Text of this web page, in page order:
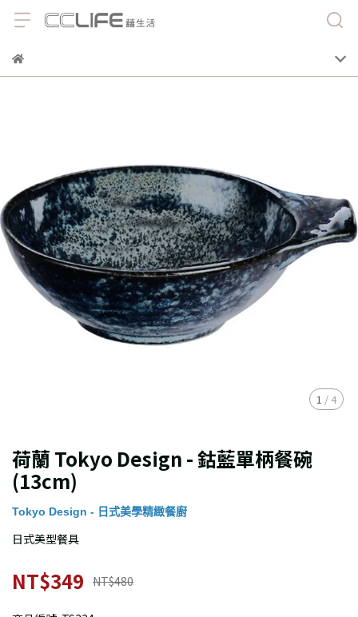
1 / 4
荷蘭 Tokyo Design - 鈷藍單柄餐碗
(13cm)
Tokyo Design - 日式美學精緻餐廚
日式美型餐具
NT$349 NT$480